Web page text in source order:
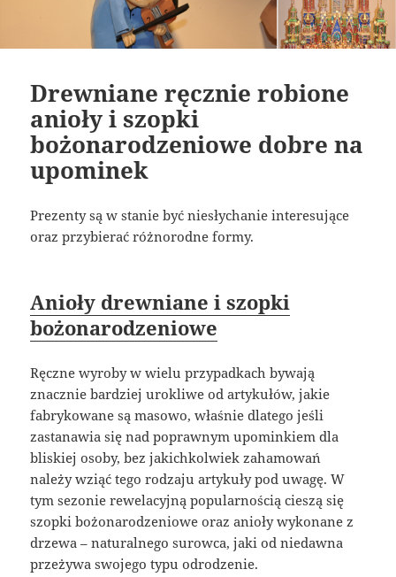
Drewniane ręcznie robione
anioły i szopki
bożonarodzeniowe dobre na
upominek
Prezenty są w stanie być niesłychanie interesujące
oraz przybierać różnorodne formy.
Anioły drewniane i szopki
bożonarodzeniowe
Ręczne wyroby w wielu przypadkach bywają
znacznie bardziej urokliwe od artykułów, jakie
fabrykowane są masowo, właśnie dlatego jeśli
zastanawia się nad poprawnym upominkiem dla
bliskiej osoby, bez jakichkolwiek zahamowań
należy wziąć tego rodzaju artykuły pod uwagę. W
tym sezonie rewelacyjną popularnością cieszą się
szopki bożonarodzeniowe oraz anioły wykonane z
drzewa – naturalnego surowca, jaki od niedawna
przeżywa swojego typu odrodzenie.